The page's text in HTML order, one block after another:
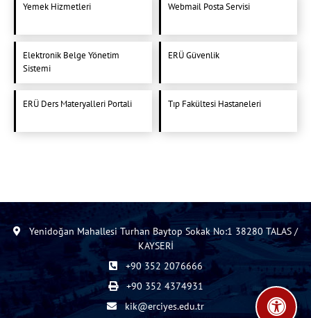
Yemek Hizmetleri Webmail Posta Servisi
Elektronik Belge Yönetim
Sistemi
ERÜ Güvenlik
ERÜ Ders Materyalleri Portali Tıp Fakültesi Hastaneleri
Yenidoğan Mahallesi Turhan Baytop Sokak No:1 38280 TALAS /
KAYSERİ
+90 352 2076666
+90 352 4374931
kik@erciyes.edu.tr